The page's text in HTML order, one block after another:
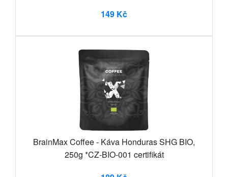
149 Kč
BrainMax Coffee - Káva Honduras SHG BIO,
250g *CZ-BIO-001 certifikát